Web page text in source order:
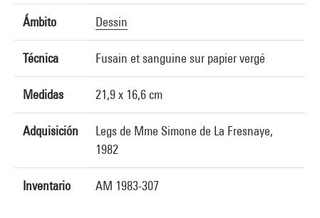
Ámbito Dessin
Técnica Fusain et sanguine sur papier vergé
Medidas 21,9 x 16,6 cm
Adquisición
Legs de Mme Simone de La Fresnaye,
1982
Inventario AM 1983-307